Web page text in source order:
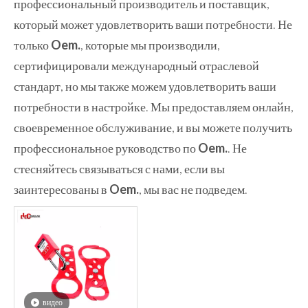
профессиональный производитель и поставщик,
который может удовлетворить ваши потребности. Не
толькоOem., которые мы производили,
сертифицировали международный отраслевой
стандарт, но мы также можем удовлетворить ваши
потребности в настройке. Мы предоставляем онлайн,
своевременное обслуживание, и вы можете получить
профессиональное руководство поOem.. Не
стесняйтесь связываться с нами, если вы
заинтересованы в Oem., мы вас не подведем.
видео